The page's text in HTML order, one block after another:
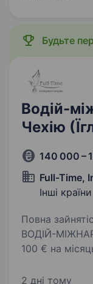
Будьте
Водій-
Чехію
140 000 –
Full-Time,
Інші країни
Повна
ВОДІЙ-
100 € на місяць Базова ставка — 22 500
від країни,
2 дні тому